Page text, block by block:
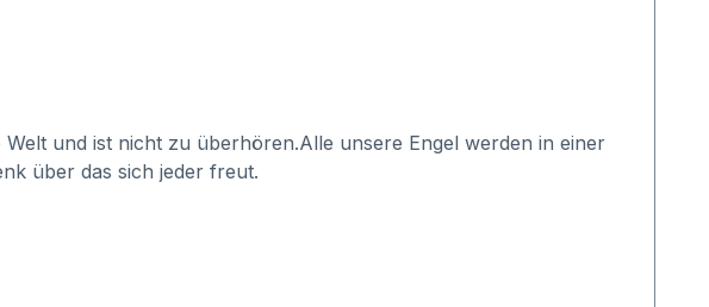
und ist nicht zu überhören.Alle unsere Engel werden in einer
über das sich jeder freut.